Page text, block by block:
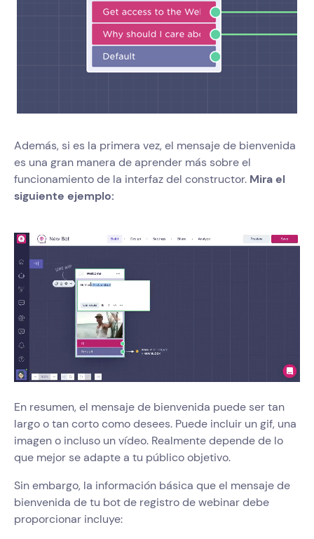
Además, si es la primera vez, el mensaje de bienvenida
es una gran manera de aprender más sobre el
funcionamiento de la interfaz del constructor. Mira el
siguiente ejemplo:
En resumen, el mensaje de bienvenida puede ser tan
largo o tan corto como desees. Puede incluir un gif, una
imagen o incluso un vídeo. Realmente depende de lo
que mejor se adapte a tu público objetivo.
Sin embargo, la información básica que el mensaje de
bienvenida de tu bot de registro de webinar debe
proporcionar incluye: